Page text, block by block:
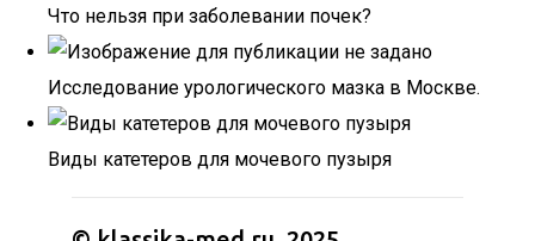
Что нельзя при заболевании почек?
Исследование урологического мазка в Москве.
Виды катетеров для мочевого пузыря